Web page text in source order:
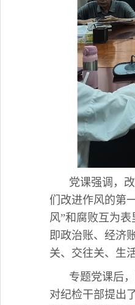
党课强调，
们改进作风的第
风”和腐败互为
即政治账、经济
关、交往关、生
专题党课后
对纪检干部提出